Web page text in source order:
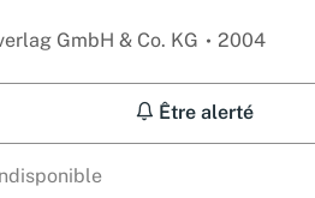
GmbH & Co. KG 2004
Être alerté